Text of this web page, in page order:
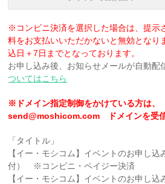
※コンビニ決済を選択した場合は、提示
料をお支払いいただかないと無効となり
込日＋7日までとなっております。
お申し込み後、お知らせメールが自動配
ついてはこちら
※ドメイン指定制御をかけている方は、
send@moshicom.com ドメインを受信
「タイトル」
【イー・モシコム】イベントのお申し
付） ※コンビニ・ペイジー決済
【イー・モシコム】イベントのお申し込